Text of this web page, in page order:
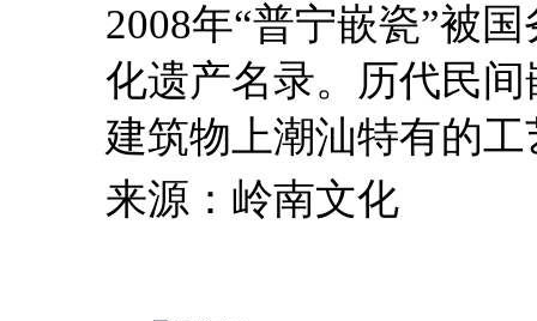
2008年“普宁嵌瓷”被
化遗产名录。历代民
建筑物上潮汕特有的
来源：岭南文化